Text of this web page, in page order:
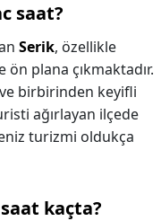
saat?
Serik, özellikle
ön plana çıkmaktadır.
birbirinden keyifli
ağırlayan ilçede
turizmi oldukça
kaçta?